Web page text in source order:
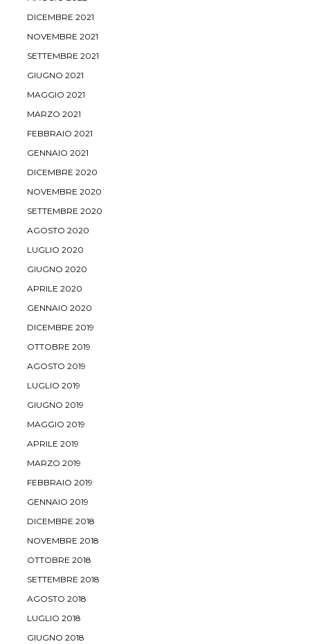
DICEMBRE 2021
NOVEMBRE 2021
SETTEMBRE 2021
GIUGNO 2021
MAGGIO 2021
MARZO 2021
FEBBRAIO 2021
GENNAIO 2021
DICEMBRE 2020
NOVEMBRE 2020
SETTEMBRE 2020
AGOSTO 2020
LUGLIO 2020
GIUGNO 2020
APRILE 2020
GENNAIO 2020
DICEMBRE 2019
OTTOBRE 2019
AGOSTO 2019
LUGLIO 2019
GIUGNO 2019
MAGGIO 2019
APRILE 2019
MARZO 2019
FEBBRAIO 2019
GENNAIO 2019
DICEMBRE 2018
NOVEMBRE 2018
OTTOBRE 2018
SETTEMBRE 2018
AGOSTO 2018
LUGLIO 2018
GIUGNO 2018